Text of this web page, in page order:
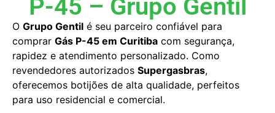
P-45 – Grupo Gentil
O Grupo Gentil é seu parceiro confiável para
comprar Gás P-45 em Curitiba com segurança,
rapidez e atendimento personalizado. Como
revendedores autorizados Supergasbras,
oferecemos botijões de alta qualidade, perfeitos
para uso residencial e comercial.